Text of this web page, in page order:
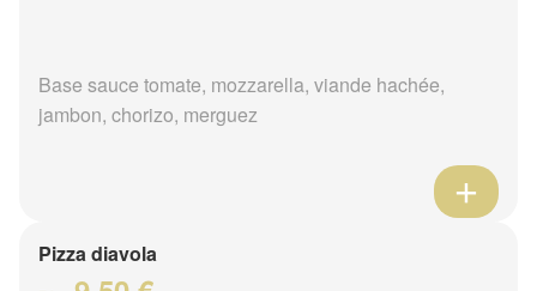
Base sauce tomate, mozzarella, viande hachée,
jambon, chorizo, merguez
Pizza diavola